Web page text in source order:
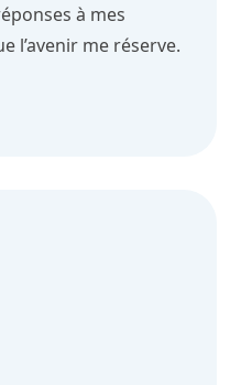
à mes
l’avenir me réserve.